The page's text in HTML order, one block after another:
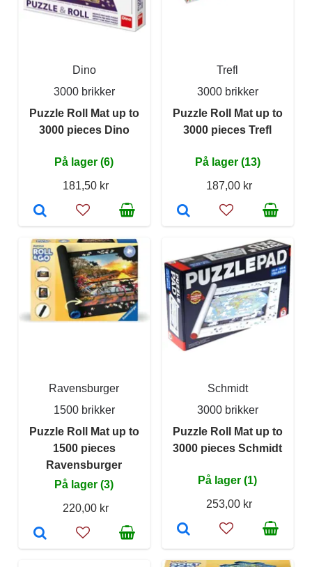
Dino
3000 brikker
Puzzle Roll Mat up to
3000 pieces Dino
På lager (6)
181,50 kr
Trefl
3000 brikker
Puzzle Roll Mat up to
3000 pieces Trefl
På lager (13)
187,00 kr
Ravensburger
1500 brikker
Puzzle Roll Mat up to
1500 pieces
Ravensburger
På lager (3)
220,00 kr
Schmidt
3000 brikker
Puzzle Roll Mat up to
3000 pieces Schmidt
På lager (1)
253,00 kr